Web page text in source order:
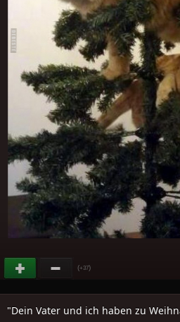
(+37)
"Dein Vater und ich haben zu